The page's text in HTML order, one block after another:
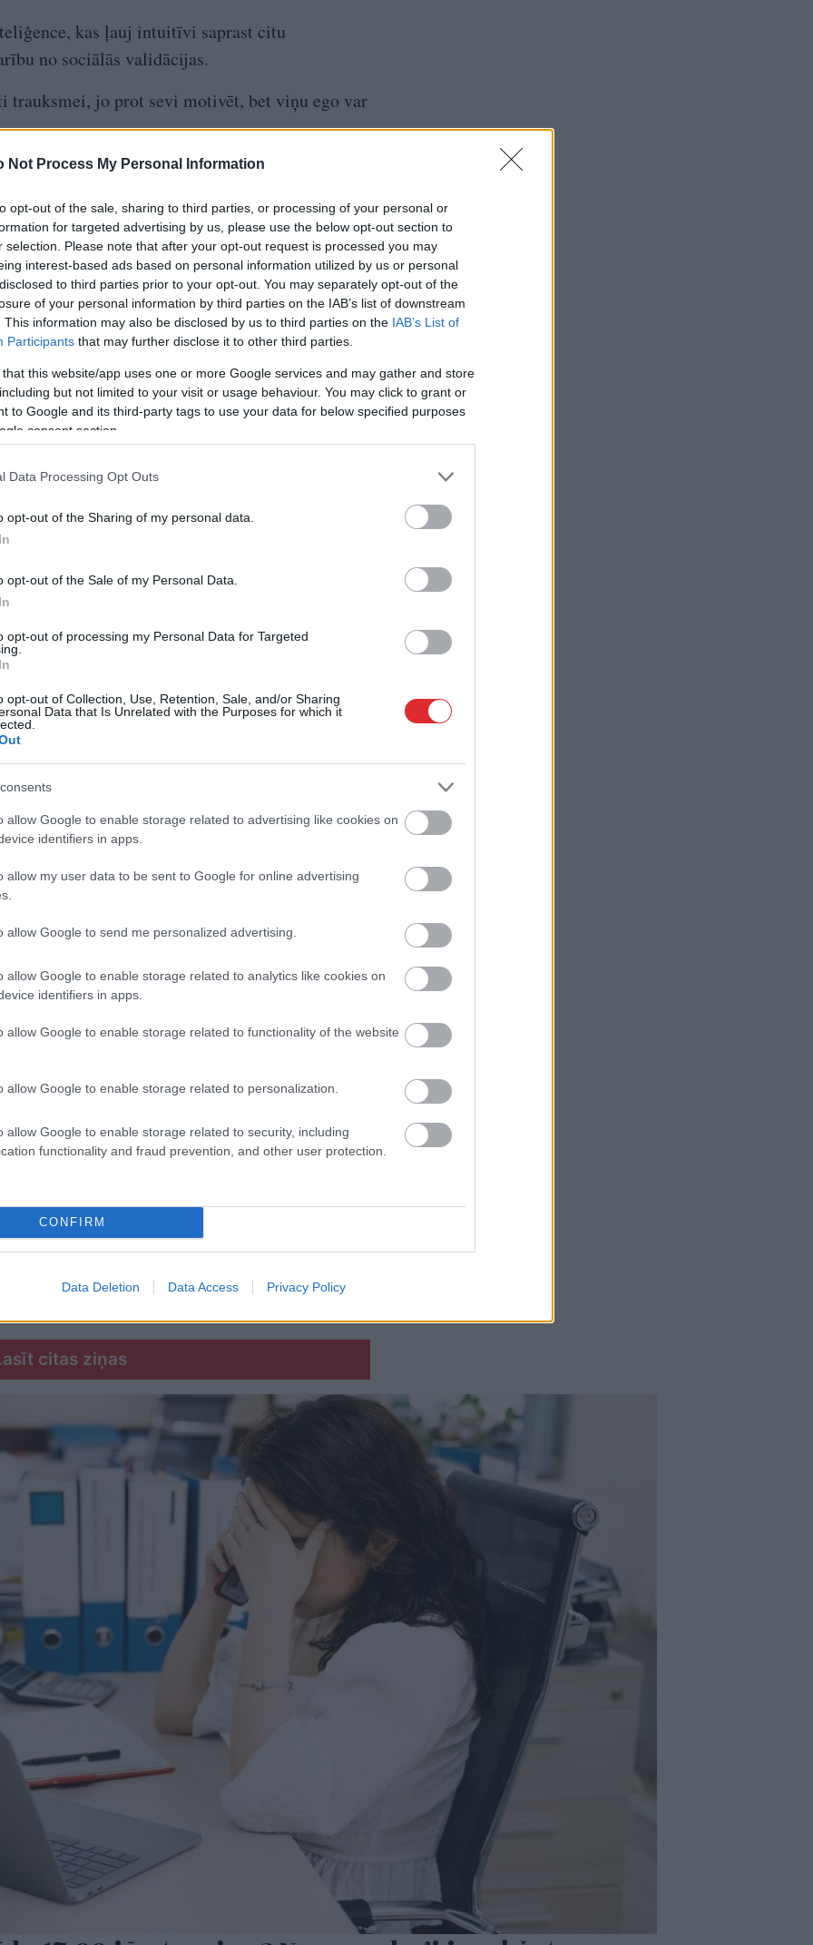
Not Process My Personal Information
opt-out of the sale, sharing to third parties, or processing of your personal or
for targeted advertising by us, please use the below opt-out section to
selection. Please note that after your opt-out request is processed you may
interest-based ads based on personal information utilized by us or personal
to third parties prior to your opt-out. You may separately opt-out of the
of your personal information by third parties on the IAB’s list of downstream
This information may also be disclosed by us to third parties on the IAB’s List of
Participants that may further disclose it to other third parties.
that this website/app uses one or more Google services and may gather and store
but not limited to your visit or usage behaviour. You may click to grant or
to Google and its third-party tags to use your data for below specified purposes
consent section.
Data Processing Opt Outs
opt-out of the Sharing of my personal data.
opt-out of the Sale of my Personal Data.
opt-out of processing my Personal Data for Targeted
opt-out of Collection, Use, Retention, Sale, and/or Sharing
Data that Is Unrelated with the Purposes for which it
allow Google to enable storage related to advertising like cookies on
identifiers in apps.
allow my user data to be sent to Google for online advertising
allow Google to send me personalized advertising.
allow Google to enable storage related to analytics like cookies on
identifiers in apps.
allow Google to enable storage related to functionality of the website
allow Google to enable storage related to personalization.
allow Google to enable storage related to security, including
functionality and fraud prevention, and other user protection.
CONFIRM
Data Deletion Data Access Privacy Policy
kas ļauj intuitīvi saprast citu
no sociālās validācijas.
jo prot sevi motivēt, bet viņu ego var
un
dziļa intuīcija un slēpta vara
ziņās Pievienot
zīmes
punktu:
tām nekad vairs
tāda, kā līdz šim
svītra” – tās jau sāk
pavērsieniem
ievērot pieklājību, nekurināt naidu un iztikt
komentāru
kas palīdzēs atbrīvoties no liekā svara
kuru ēšanu pēc 45 gadu vecuma
vēl nedzirdētu risinājumu “airBaltic”
nav vienkārši uzņēmums”
skats Rīgā raisa jautājumus līdzcilvēkos
par kādām sievām kļūst katrā mēnesī
citas ziņas